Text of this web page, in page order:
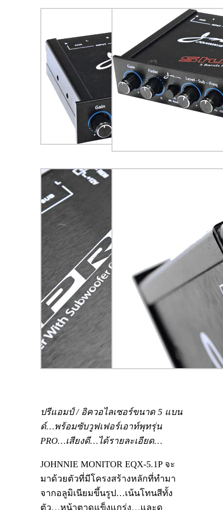
ปรีแอมป์ / อิควอไลเซอร์ขนาด 5 แบน
ด์…พร้อมซับวูฟเฟอร์เอาท์พุทรุ่น
PRO…เสียงดี…ได้รายละเอียด…
JOHNNIE MONITOR EQX-5.1P จะ
มาด้วยตัวที่มีโครงสร้างหลักที่ทำมา
จากอลูมิเนียมขึ้นรูป…เน้นโทนสีทั้ง
ตัว…หน้าตาดูแข็งแกร่ง…และดุ